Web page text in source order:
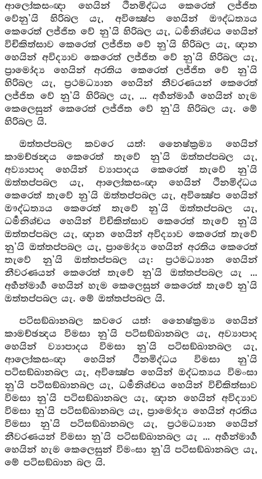
ආලෝකසංඥා හෙයින් ථිනමිද්ධය කෙරෙත් ලජ්ජිත
වේනු’යි හිරිබල යැ, අවික්‍ෂේප හෙයින් ඖද්ධත්‍යය
කෙරෙත් ලජ්ජිත වේ නු’යි හිරිබල යැ, ධර්‍මනිශ්චය හෙයින්
විචිකිත්සාව කෙරෙත් ලජ්ජිත වේ නු’යි හිරිබල යැ, ඥාන
හෙයින් අවිද්‍යාව කෙරෙත් ලජ්ජිත වේ නු’යි හිරිබල යැ,
ප්‍රාමෝද්‍ය හෙයින් අරතිය කෙරෙත් ලජ්ජිත වේ නු’යි
හිරිබල යැ, ප්‍රථමධ්‍යාන හෙයින් නීවරණයන් කෙරෙත්
ලජ්ජිත වේ නු’යි හිරිබල යැ, ... අර්‍හන්මාර්‍ග හෙයින් හැම
කෙලෙසුන් කෙරෙත් ලජ්ජිත වේ නු’යි හිරිබල යැ. මේ
හිරිබල යි.
ඔත්තප්පබල කවරෙ යත්: නෛෂ්ක්‍රම්‍ය හෙයින්
කාමච්ඡන්‍දය කෙරෙත් තැවේ නු’යි ඔත්තප්පබල යැ,
අව්‍යාපාද හෙයින් ව්‍යාපාදය කෙරෙත් තැවේ නු’යි
ඔත්තප්පබල යැ, ආලෝකසංඥා හෙයින් ථිනමිද්ධය
කෙරෙත් තැවේ නු’යි ඔත්තප්පබල යැ, අවික්‍ෂේප හෙයින්
ඖද්ධත්‍යය කෙරෙත් තැවේ නු’යි ඔත්තප්පබල යැ,
ධර්‍මනිශ්චය හෙයින් විචිකිත්සාව කෙරෙත් තැවේ නු’යි
ඔත්තප්පබල යැ, ඥාන හෙයින් අවිද්‍යාව කෙරෙත් තැවේ
නු’යි ඔත්තප්පබල යැ, ප්‍රාමෝද්‍ය හෙයින් අරතිය කෙරෙත්
තැවේ නු’යි ඔත්තප්පබල යැ: ප්‍රථමධ්‍යාන හෙයින්
නීවරණයන් කෙරෙත් තැවේ නු’යි ඔත්තප්පබල යැ ...
අර්‍හන්මාර්‍ග හෙයින් හැම කෙලෙසුන් කෙරෙත් තැවේ නු’යි
ඔත්තප්පබල යැ. මේ ඔත්තප්පබල යි.
පටිසඞ්ඛානබල කවරෙ යත්: නෛෂ්ක්‍රම්‍ය හෙයින්
කාමච්ඡන්‍දය විමසා නු’යි පටිසඞ්ඛානබල යැ, අව්‍යාපාද
හෙයින් ව්‍යාපාදය විමසා නු’යි පටිසඞ්ඛානබල යැ,
ආලෝකසංඥා හෙයින් ථිනමිද්ධය විමසා නු’යි
පටිසඞ්ඛානබල යැ, අවික්‍ෂේප හෙයින් ඔද්ධත්‍යය විමංසා
නු’යි පටිසඞ්ඛානබල යැ, ධර්‍මනිශ්චය හෙයින් විචිකිත්සාව
විමසා නු’යි පටිසඞ්ඛානබල යැ, ඥාන හෙයින් අවිද්‍යාව
විමසා නු’යි පටිසඞ්ඛානබල යැ, ප්‍රාමෝද්‍ය හෙයින් අරතිය
විමසා නු’යි පටිසඞ්ඛානබල යැ, ප්‍රථමධ්‍යාන හෙයින්
නීවරණයන් විමසා නු’යි පටිසඞ්ඛානබල යැ ... අර්‍හන්මාර්‍ග
හෙයින් හැම කෙලෙසුන් විමංසා නු’යි පටිසඞ්ඛානබල යැ,
මේ පටිසඞ්ඛාන බල යි.